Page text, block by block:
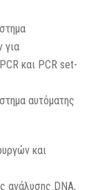
για
και PCR set-
αυτόματης
και
ανάλυσης DNA,